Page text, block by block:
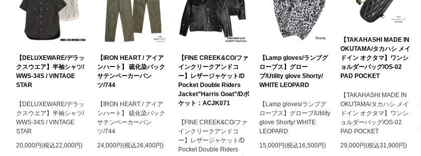
【DELUXEWARE/デラッ
クスウエア】半袖シャツ/
WWS-34S / VINTAGE
STAR
【DELUXEWARE/デラッ
クスウエア】半袖シャツ/
WWS-34S / VINTAGE
STAR
20,000円(税込22,000円)
【IRON HEART / アイア
ンハート】 硫化染バック
サテンベーカーパン
ツ/744
【IRON HEART / アイア
ンハート】 硫化染バック
サテンベーカーパン
ツ/744
24,000円(税込26,400円)
【FINE CREEK&CO/ファ
インクリークアンドコ
ー】レザージャケット/D
Pocket Double Riders
Jacket”Harris Goat”/Dポ
ケット：ACJK071
【FINE CREEK&CO/ファ
インクリークアンドコ
ー】レザージャケット/D
Pocket Double Riders
【Lamp gloves/ランプグ
ローブス】グロー
ブ/Utility glove Shorty/
WHITE LEOPARD
【Lamp gloves/ランプグ
ローブス】グローブ/Utility
glove Shorty/ WHITE
LEOPARD
15,000円(税込16,500円)
【TAKAHASHI MADE IN
OKUTAMA/タカハシ メイ
ドイン オクタマ】ワンシ
ョルダーバッグ/OS-02
PAD POCKET
【TAKAHASHI MADE IN
OKUTAMA/タカハシ メイ
ドイン オクタマ】ワンシ
ョルダーバッグ/OS-02
PAD POCKET
29,000円(税込31,900円)